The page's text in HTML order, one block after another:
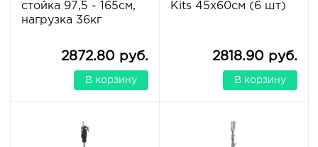
стойка 97,5 - 165см,
нагрузка 36кг
2872.80 руб.
В корзину
Kits 45х60см (6 шт)
2818.90 руб.
В корзину